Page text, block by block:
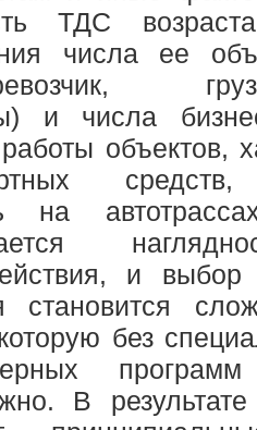
ТДС
числа ее
и числа
объектов,
на
и выбор
становится
без
программ
В